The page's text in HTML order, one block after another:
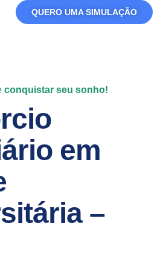
QUERO UMA SIMULAÇÃO
conquistar seu sonho!
em
–